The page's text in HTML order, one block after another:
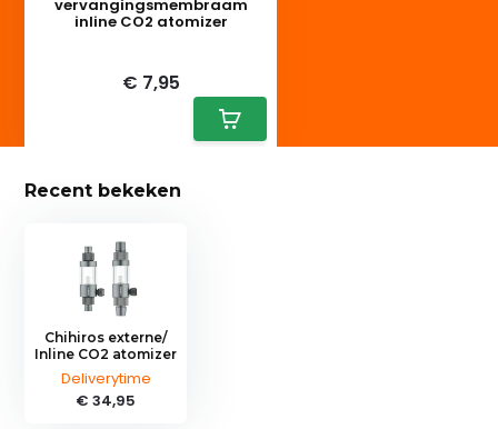
vervangingsmembraam
inline CO2 atomizer
€ 7,95
Recent bekeken
Chihiros externe/
Inline CO2 atomizer
Deliverytime
€ 34,95